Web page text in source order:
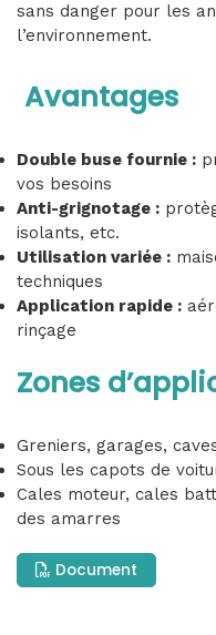
sans danger pour les
l’environnement.
Avantages
Double buse fournie :
vos besoins
Anti-grignotage :
isolants, etc.
Utilisation variée :
techniques
Application rapide :
rinçage
Zones
Greniers, garages,
Sous les capots de
Cales moteur, cales
des amarres
Document